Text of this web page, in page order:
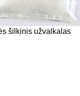
šilkinis užvalkalas